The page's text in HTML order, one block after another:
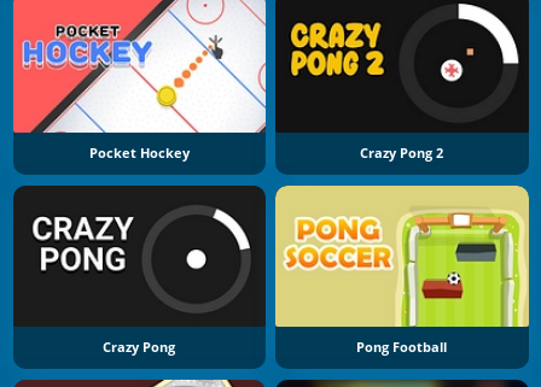
Pocket Hockey Crazy Pong 2
Crazy Pong Pong Football